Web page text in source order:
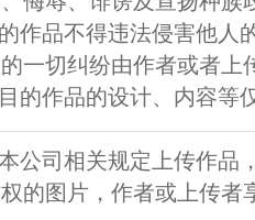
作品不得违法侵害他人
一切纠纷由作者或者上
的作品的设计、内容等
公司相关规定上传作品
的图片，作者或上传者